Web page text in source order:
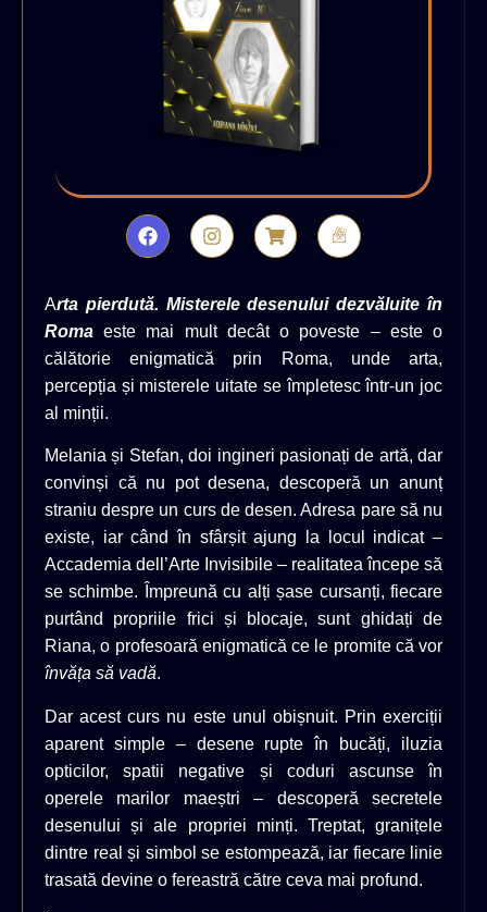
Arta pierdută. Misterele desenului dezvăluite în
Roma este mai mult decât o poveste – este o
călătorie enigmatică prin Roma, unde arta,
percepția și misterele uitate se împletesc într-un joc
al minții.
Melania și Stefan, doi ingineri pasionați de artă, dar
convinși că nu pot desena, descoperă un anunț
straniu despre un curs de desen. Adresa pare să nu
existe, iar când în sfârșit ajung la locul indicat –
Accademia dell’Arte Invisibile – realitatea începe să
se schimbe. Împreună cu alți șase cursanți, fiecare
purtând propriile frici și blocaje, sunt ghidați de
Riana, o profesoară enigmatică ce le promite că vor
învăța să vadă.
Dar acest curs nu este unul obișnuit. Prin exerciții
aparent simple – desene rupte în bucăți, iluzia
opticilor, spatii negative și coduri ascunse în
operele marilor maeștri – descoperă secretele
desenului și ale propriei minți. Treptat, granițele
dintre real și simbol se estompează, iar fiecare linie
trasată devine o fereastră către ceva mai profund.